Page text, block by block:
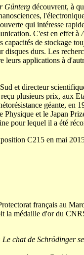
Günterg découvrent, à
qui intéresse
C'est en effet à
de stockage
durs. Les
leurs applications à
et directeur
plusieurs prix, aux
géante, en
Physique et le Japan
pour lequel il a été
C215 en mai
français au
la médaille d'or du
Le chat de Schrödinger